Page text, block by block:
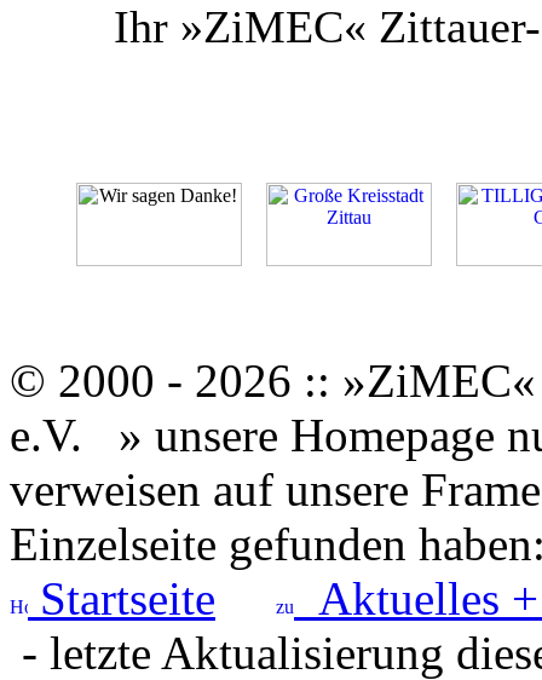
Ihr »ZiMEC«
© 2000 - 2026 ::
e.V.
» unsere Homepage
verweisen auf unsere
Einzelseite gefunden
Startseite
Aktuelles
- letzte Aktualisierung